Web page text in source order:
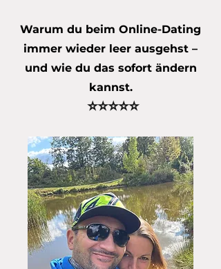
Warum du beim Online-Dating
immer wieder leer ausgehst –
und wie du das sofort ändern
kannst.
⭐️⭐️⭐️⭐️⭐️